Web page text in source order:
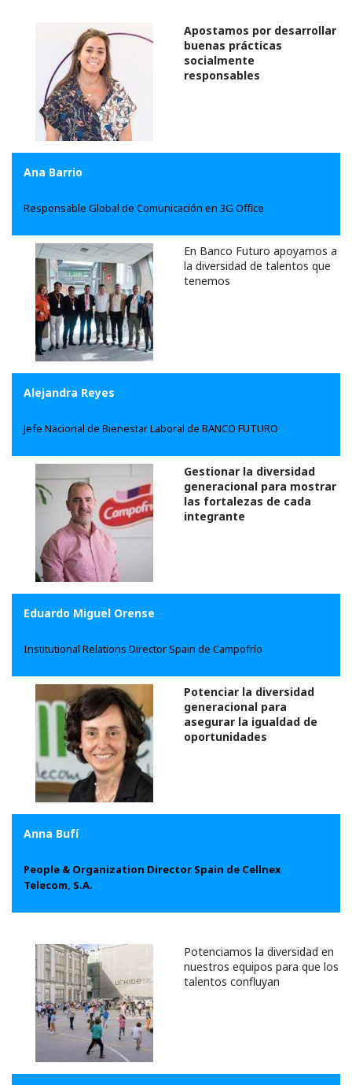
Apostamos por desarrollar
buenas prácticas
socialmente
responsables
Ana Barrio
Responsable Global de Comunicación en 3G Office
En Banco Futuro apoyamos a
la diversidad de talentos que
tenemos
Alejandra Reyes
Jefe Nacional de Bienestar Laboral de BANCO FUTURO
Gestionar la diversidad
generacional para mostrar
las fortalezas de cada
integrante
Eduardo Miguel Orense
Institutional Relations Director Spain de Campofrío
Potenciar la diversidad
generacional para
asegurar la igualdad de
oportunidades
Anna Bufí
People & Organization Director Spain de Cellnex
Telecom, S.A.
Potenciamos la diversidad en
nuestros equipos para que los
talentos confluyan